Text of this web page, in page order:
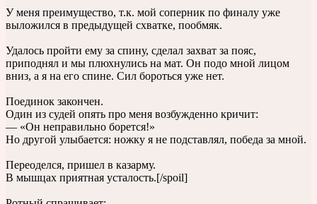
У меня преимущество, т.к. мой соперник по финалу уже
выложился в предыдущей схватке, пообмяк.
Удалось пройти ему за спину, сделал захват за пояс,
приподнял и мы плюхнулись на мат. Он подо мной лицом
вниз, а я на его спине. Сил бороться уже нет.
Поединок закончен.
Один из судей опять про меня возбужденно кричит:
— «Он неправильно борется!»
Но другой улыбается: ножку я не подставлял, победа за мной.
Переоделся, пришел в казарму.
В мышцах приятная усталость.[/spoil]